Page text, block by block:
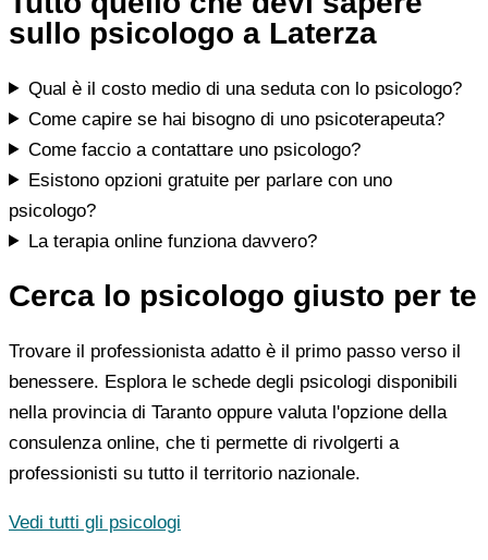
sullo psicologo a Laterza
Qual è il costo medio di una seduta con lo psicologo?
Come capire se hai bisogno di uno psicoterapeuta?
Come faccio a contattare uno psicologo?
Esistono opzioni gratuite per parlare con uno
psicologo?
La terapia online funziona davvero?
Cerca lo psicologo giusto per te
Trovare il professionista adatto è il primo passo verso il
benessere. Esplora le schede degli psicologi disponibili
nella provincia di Taranto oppure valuta l'opzione della
consulenza online, che ti permette di rivolgerti a
professionisti su tutto il territorio nazionale.
Vedi tutti gli psicologi